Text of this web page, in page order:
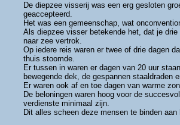
De diepzee visserij was een erg gesloten
geaccepteerd.
Het was een gemeenschap, wat
Als diepzee visser betekende het, dat je
naar zee vertrok.
Op iedere reis waren er twee of drie dagen
thuis stoomde.
Er tussen in waren er dagen van 20 uur
bewegende dek, de gespannen staaldraden
Er waren ook af en toe dagen van warme
De beloningen waren hoog voor de
verdienste minimaal zijn.
Dit alles scheen deze mensen te binden aan